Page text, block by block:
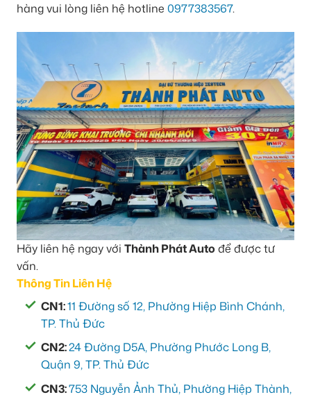
hàng vui lòng liên hệ hotline 0977383567.
Hãy liên hệ ngay với Thành Phát Auto để được tư
vấn.
Thông Tin Liên Hệ
CN1:11 Đường số 12, Phường Hiệp Bình Chánh,
TP. Thủ Đức
CN2:24 Đường D5A, Phường Phước Long B,
Quận 9, TP. Thủ Đức
CN3:753 Nguyễn Ảnh Thủ, Phường Hiệp Thành,